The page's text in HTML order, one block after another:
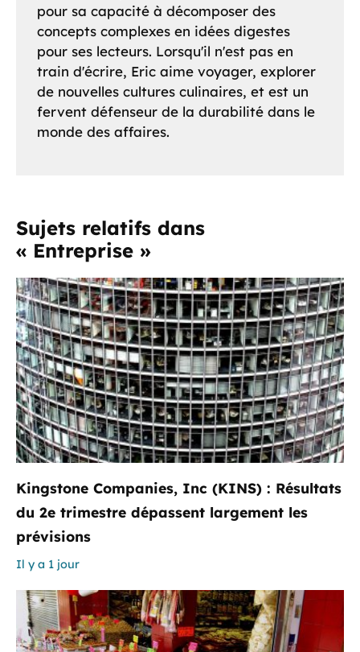
pour sa capacité à décomposer des
concepts complexes en idées digestes
pour ses lecteurs. Lorsqu'il n'est pas en
train d'écrire, Eric aime voyager, explorer
de nouvelles cultures culinaires, et est un
fervent défenseur de la durabilité dans le
monde des affaires.
Sujets relatifs dans
« Entreprise »
Kingstone Companies, Inc (KINS) : Résultats
du 2e trimestre dépassent largement les
prévisions
Il y a 1 jour